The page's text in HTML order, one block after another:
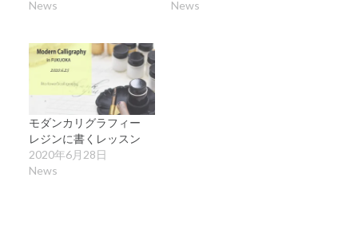
News
News
モダンカリグラフィー
レジンに書くレッスン
2020年6月28日
News